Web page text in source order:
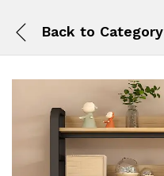
Back to Category